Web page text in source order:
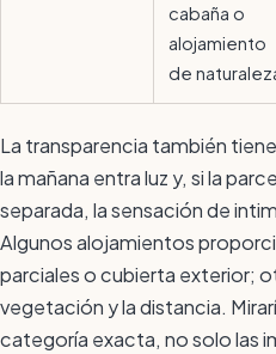
cabaña o
alojamiento
de
La transparencia también
la mañana entra luz y, si la
separada, la sensación de
Algunos alojamientos
parciales o cubierta exterior;
vegetación y la distancia.
categoría exacta, no solo las